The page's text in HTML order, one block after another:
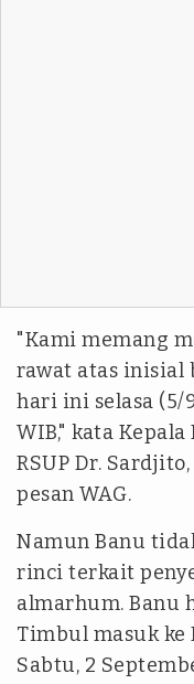
"Kami memang
rawat atas inisial
hari ini selasa (5/
WIB," kata
RSUP Dr.
pesan WAG.
Namun Banu
rinci terkait
almarhum. Banu
Timbul masuk ke
Sabtu, 2